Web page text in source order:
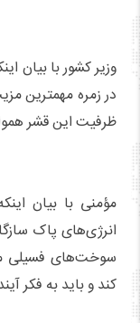
وزیر کشور با بیان
در زمره مهمترین
ظرفیت این قشر
مؤمنی با بیان
انرژی‌های پاک
سوخت‌های فسیلی
کند و باید به فکر